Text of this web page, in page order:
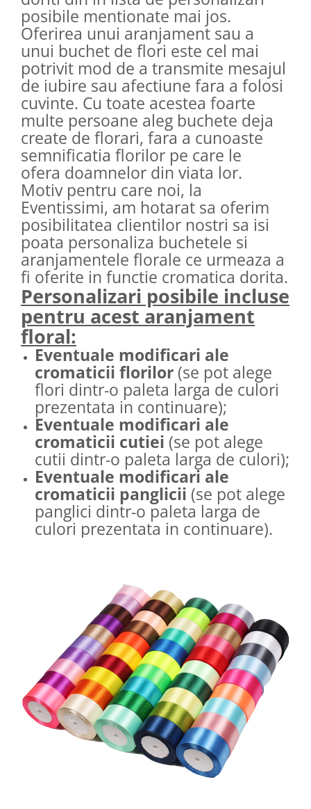
posibile mentionate mai jos.
Oferirea unui aranjament sau a
unui buchet de flori este cel mai
potrivit mod de a transmite mesajul
de iubire sau afectiune fara a folosi
cuvinte. Cu toate acestea foarte
multe persoane aleg buchete deja
create de florari, fara a cunoaste
semnificatia florilor pe care le
ofera doamnelor din viata lor.
Motiv pentru care noi, la
Eventissimi, am hotarat sa oferim
posibilitatea clientilor nostri sa isi
poata personaliza buchetele si
aranjamentele florale ce urmeaza a
fi oferite in functie cromatica dorita.
Personalizari posibile incluse
pentru acest aranjament
floral:
Eventuale modificari ale
cromaticii florilor (se pot alege
flori dintr-o paleta larga de culori
prezentata in continuare);
Eventuale modificari ale
cromaticii cutiei (se pot alege
cutii dintr-o paleta larga de culori);
Eventuale modificari ale
cromaticii panglicii (se pot alege
panglici dintr-o paleta larga de
culori prezentata in continuare).